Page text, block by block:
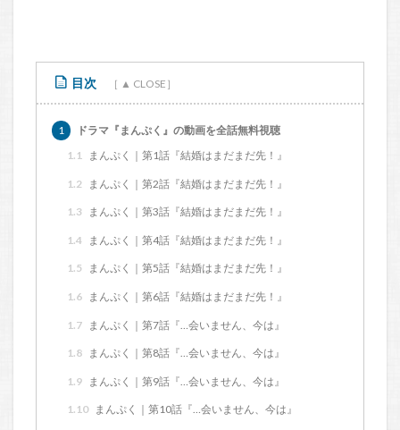
目次
1
ドラマ『まんぷく』の動画を全話無料視聴
1.1
まんぷく｜第1話『結婚はまだまだ先！』
1.2 まんぷく｜第2話『結婚はまだまだ先！』
1.3 まんぷく｜第3話『結婚はまだまだ先！』
1.4 まんぷく｜第4話『結婚はまだまだ先！』
1.5 まんぷく｜第5話『結婚はまだまだ先！』
1.6 まんぷく｜第6話『結婚はまだまだ先！』
1.7 まんぷく｜第7話『…会いません、今は』
1.8 まんぷく｜第8話『…会いません、今は』
1.9 まんぷく｜第9話『…会いません、今は』
1.10 まんぷく｜第10話『…会いません、今は』